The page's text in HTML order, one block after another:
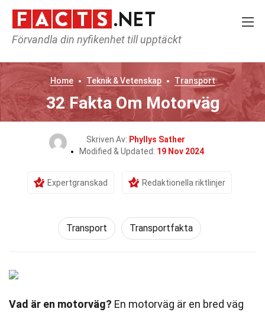
Förvandla din nyfikenhet till upptäckt
Home Teknik & Vetenskap Transport
32 Fakta Om Motorväg
Skriven Av: Phyllys Sather
Modified & Updated: 19 Nov 2024
Expertgranskad Redaktionella riktlinjer
Transport Transportfakta
Vad är en motorväg? En motorväg är en bred väg